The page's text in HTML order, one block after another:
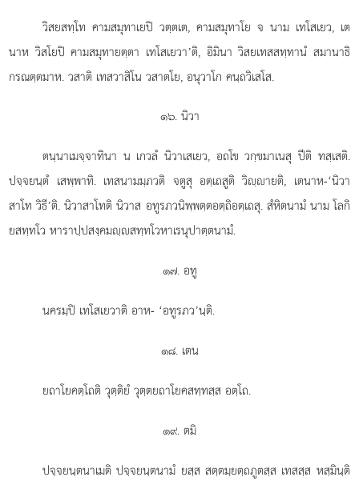
วิสยสทฺโท คามสมุทาเยปิ วตฺตเต, คามสมุทาโย จ นาม เทโสเยว, เต
นาห วิสโยปิ คามสมุทายตฺตา เทโสเยวา’ติ, อิมินา วิสยเทสสทฺทานํ สมานาธิ
กรณตฺตมาห. วสาติ เทสวาสิโน วสาตโย, อนุวาโก คนฺถวิเสโส.
๑๖. นิวา
ตนฺนาเมจฺจาทินา น เกวลํ นิวาเสเยว, อถโข วกฺขมาเนสุ ปีติ ทสฺเสติ.
ปจฺจยนฺตํ เสพฺพาทิ. เทสนามมฺภวติ จตูสุ อตฺเถสูติ วิฺายติ, เตนาห-‘นิวา
สาโท วิธี’ติ. นิวาสาโทติ นิวาส อทูรภวนิพฺพตฺตอตฺถิอตฺเถสุ. สํหิตนามํ นาม โลกิ
ยสทฺทโว หาราปฺปสงฺคมฺสทฺทโวหาเรนุปาตฺตนามํ.
๑๗. อทู
นครมฺปิ เทโสเยวาติ อาห- ‘อทูรภว’นฺติ.
๑๘. เตน
ยถาโยคตฺโถติ วุตฺติยํ วุตฺตยถาโยคสทฺทสฺส อตฺโถ.
๑๙. ตมิ
ปจฺจยนฺตนาเมติปจฺจยนฺตนามํ ยสฺส สตฺตมฺยตฺถภูตสฺส เทสสฺส หสฺมินฺติ